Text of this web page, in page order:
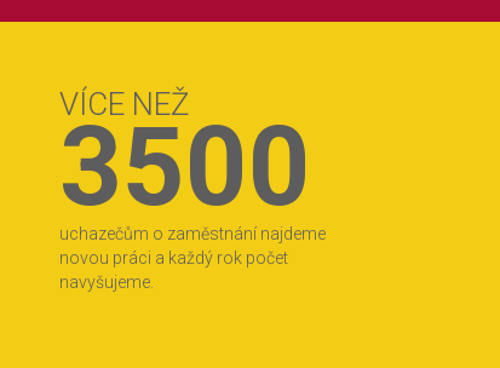
VÍCE NEŽ
3500
uchazečům o zaměstnání najdeme
novou práci a každý rok počet
navyšujeme.